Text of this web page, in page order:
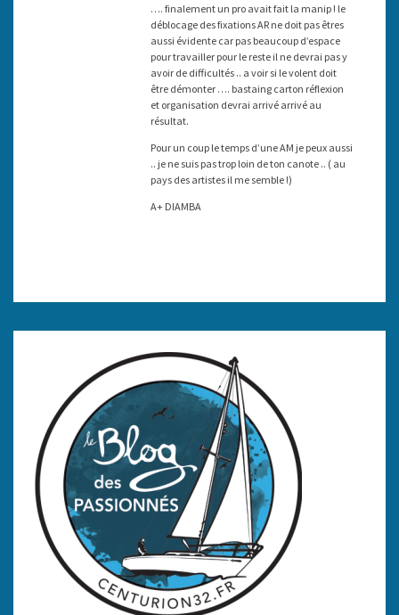
…. finalement un pro avait fait la manip ! le
déblocage des fixations AR ne doit pas êtres
aussi évidente car pas beaucoup d’espace
pour travailler pour le reste il ne devrai pas y
avoir de difficultés .. a voir si le volent doit
être démonter …. bastaing carton réflexion
et organisation devrai arrivé arrivé au
résultat.
Pour un coup le temps d’une AM je peux aussi
.. je ne suis pas trop loin de ton canote .. ( au
pays des artistes il me semble !)
A+ DIAMBA